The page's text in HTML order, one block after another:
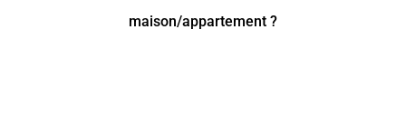
maison/appartement ?